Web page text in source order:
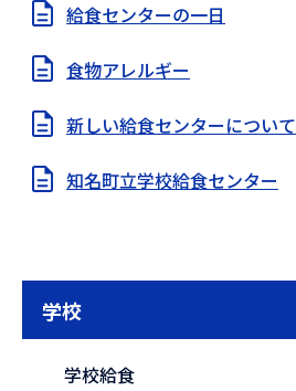
給食センターの一日
食物アレルギー
新しい給食センターについて
知名町立学校給食センター
学校
学校給食